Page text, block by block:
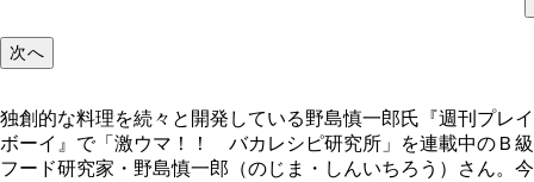
（１）ゆでる！ まずは大きめの鍋でゆで卵を作
（２）漬ける！ 希釈した白だしに（１）を浸し
（３）スプレー！ （２）をまな板の上などに並
（５）食べる！ あとは自分の金玉をかじられる
独創的な料理を続々と開発している野島慎一郎氏
次へ
独創的な料理を続々と開発している野島慎一郎氏『週刊プレイ
ボーイ』で「激ウマ！！ バカレシピ研究所」を連載中のＢ級
フード研究家・野島慎一郎（のじま・しんいちろう）さん。今